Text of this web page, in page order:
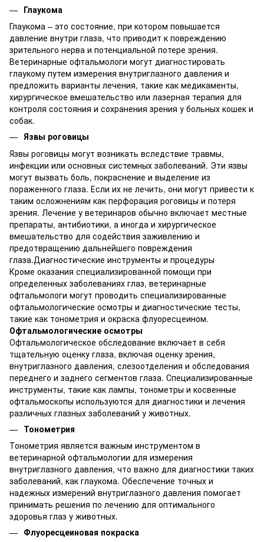
Глаукома
Глаукома – это состояние, при котором повышается
давление внутри глаза, что приводит к повреждению
зрительного нерва и потенциальной потере зрения.
Ветеринарные офтальмологи могут диагностировать
глаукому путем измерения внутриглазного давления и
предложить варианты лечения, такие как медикаменты,
хирургическое вмешательство или лазерная терапия для
контроля состояния и сохранения зрения у больных кошек и
собак.
Язвы роговицы
Язвы роговицы могут возникать вследствие травмы,
инфекции или основных системных заболеваний. Эти язвы
могут вызвать боль, покраснение и выделение из
пораженного глаза. Если их не лечить, они могут привести к
таким осложнениям как перфорация роговицы и потеря
зрения. Лечение у ветеринаров обычно включает местные
препараты, антибиотики, а иногда и хирургическое
вмешательство для содействия заживлению и
предотвращению дальнейшего повреждения
глаза.Диагностические инструменты и процедуры
Кроме оказания специализированной помощи при
определенных заболеваниях глаз, ветеринарные
офтальмологи могут проводить специализированные
офтальмологические осмотры и диагностические тесты,
такие как тонометрия и окраска флуоресцеином.
Офтальмологические осмотры
Офтальмологическое обследование включает в себя
тщательную оценку глаза, включая оценку зрения,
внутриглазного давления, слезоотделения и обследования
переднего и заднего сегментов глаза. Специализированные
инструменты, такие как лампы, тонометры и косвенные
офтальмоскопы используются для диагностики и лечения
различных глазных заболеваний у животных.
Тонометрия
Тонометрия является важным инструментом в
ветеринарной офтальмологии для измерения
внутриглазного давления, что важно для диагностики таких
заболеваний, как глаукома. Обеспечение точных и
надежных измерений внутриглазного давления помогает
принимать решения по лечению для оптимального
здоровья глаз у животных.
Флуоресцеиновая покраска